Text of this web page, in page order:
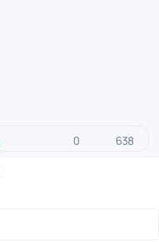
0 638